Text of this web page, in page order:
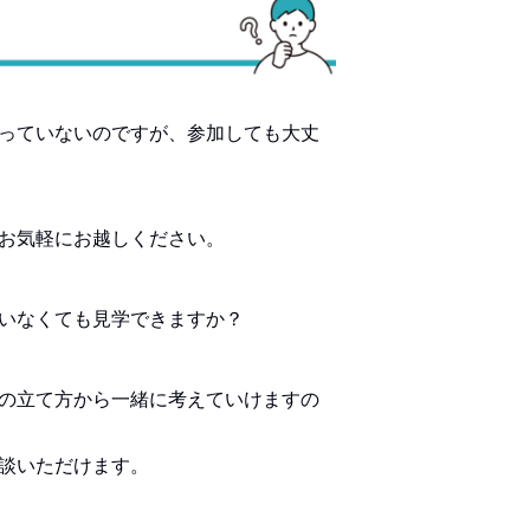
ていないのですが、参加しても大丈
軽にお越しください。
なくても見学できますか？
立て方から一緒に考えていけますの
いただけます。